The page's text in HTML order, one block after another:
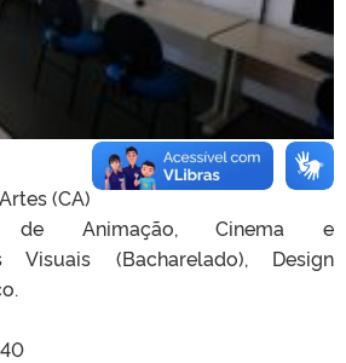
(CA)
Animação, Cinema e
Visuais (Bacharelado), Design